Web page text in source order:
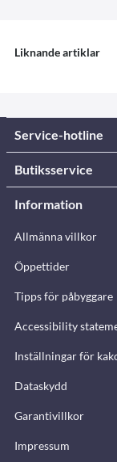
Liknande artiklar
Service-hotline
Butiksservice
Information
Allmänna villkor
Öppettider
Tipps för påbyggare
Accessibility
Inställningar för
Dataskydd
Garantivillkor
Impressum